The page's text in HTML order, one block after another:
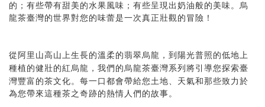
的；有些帶有甜美的水果風味；有些呈現出奶油般的美味。烏
龍茶臺灣的世界對您的味蕾是一次真正壯觀的冒險！
從阿里山高山上生長的溫柔的翡翠烏龍，到陽光普照的低地上
種植的健壯的紅烏龍，我們的烏龍茶臺灣系列將引 導您探索臺
灣豐富的茶文化。每一口都會帶給您土地、天氣和那些致力於
為您帶來這種茶之奇跡的熱情人們的故事。